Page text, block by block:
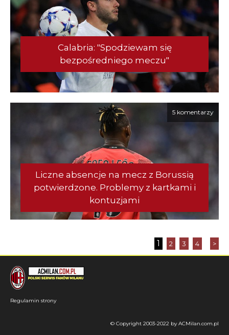
Calabria: "Spodziewam się
bezpośredniego meczu"
5 komentarzy
Liczne absencje na mecz z Borussią
potwierdzone. Problemy z kartkami i
kontuzjami
1 2 3 4 >
Regulamin strony
© Copyright 2003-2022 by ACMilan.com.pl